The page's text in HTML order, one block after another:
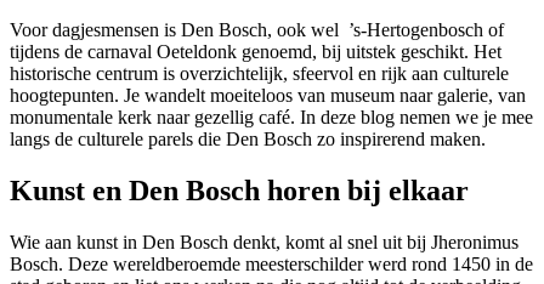
Voor dagjesmensen is Den Bosch, ook wel ’s-Hertogenbosch of
tijdens de carnaval Oeteldonk genoemd, bij uitstek geschikt. Het
historische centrum is overzichtelijk, sfeervol en rijk aan culturele
hoogtepunten. Je wandelt moeiteloos van museum naar galerie, van
monumentale kerk naar gezellig café. In deze blog nemen we je mee
langs de culturele parels die Den Bosch zo inspirerend maken.
Kunst en Den Bosch horen bij elkaar
Wie aan kunst in Den Bosch denkt, komt al snel uit bij Jheronimus
Bosch. Deze wereldberoemde meesterschilder werd rond 1450 in de